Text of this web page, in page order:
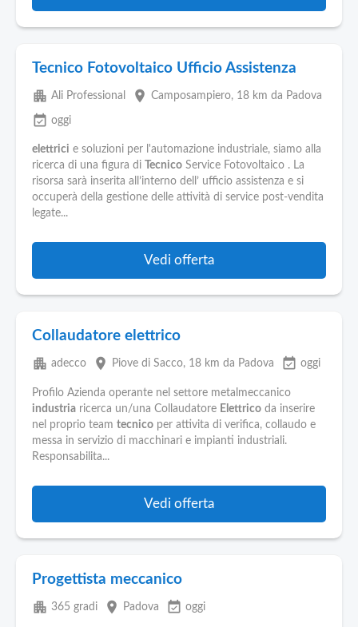
Tecnico Fotovoltaico Ufficio Assistenza
apartment Ali Professional place Camposampiero, 18 km da Padova
event_available oggi
elettrici e soluzioni per l'automazione industriale, siamo alla
ricerca di una figura di
Tecnico Service Fotovoltaico . La
risorsa sarà inserita all’interno dell’ ufficio assistenza e si
occuperà della gestione delle attività di service post-vendita
legate...
Vedi offerta
Collaudatore elettrico
apartment adecco place Piove di Sacco, 18 km da Padova event_available oggi
Profilo Azienda operante nel settore metalmeccanico
industria ricerca un/una Collaudatore Elettrico da inserire
nel proprio team tecnico per attivita di verifica, collaudo e
messa in servizio di macchinari e impianti industriali.
Responsabilita...
Vedi offerta
Progettista meccanico
apartment 365 gradi place Padova event_available oggi